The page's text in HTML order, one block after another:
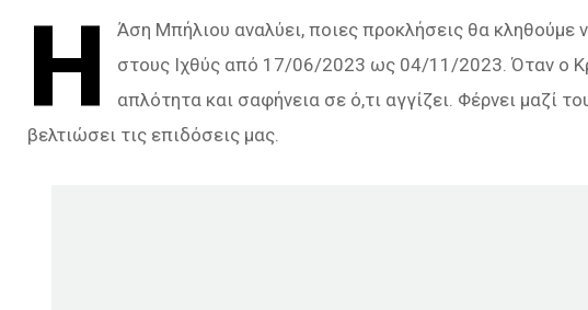
Η
Άση Μπήλιου αναλύει, ποιες προκλήσεις θα κληθούμε
στους Ιχθύς από 17/06/2023 ως 04/11/2023. Όταν ο
απλότητα και σαφήνεια σε ό,τι αγγίζει. Φέρνει μαζί
βελτιώσει τις επιδόσεις μας.